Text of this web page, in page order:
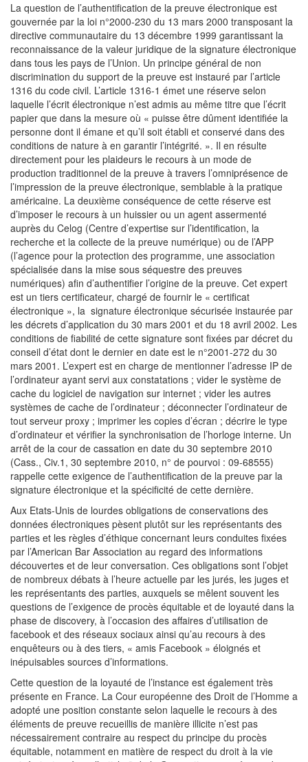
La question de l’authentification de la preuve électronique est
gouvernée par la loi n°2000-230 du 13 mars 2000 transposant la
directive communautaire du 13 décembre 1999 garantissant la
reconnaissance de la valeur juridique de la signature électronique
dans tous les pays de l’Union. Un principe général de non
discrimination du support de la preuve est instauré par l’article
1316 du code civil. L’article 1316-1 émet une réserve selon
laquelle l’écrit électronique n’est admis au même titre que l’écrit
papier que dans la mesure où « puisse être dûment identifiée la
personne dont il émane et qu’il soit établi et conservé dans des
conditions de nature à en garantir l’intégrité. ». Il en résulte
directement pour les plaideurs le recours à un mode de
production traditionnel de la preuve à travers l’omniprésence de
l’impression de la preuve électronique, semblable à la pratique
américaine. La deuxième conséquence de cette réserve est
d’imposer le recours à un huissier ou un agent assermenté
auprès du Celog (Centre d’expertise sur l’identification, la
recherche et la collecte de la preuve numérique) ou de l’APP
(l’agence pour la protection des programme, une association
spécialisée dans la mise sous séquestre des preuves
numériques) afin d’authentifier l’origine de la preuve. Cet expert
est un tiers certificateur, chargé de fournir le « certificat
électronique », la signature électronique sécurisée instaurée par
les décrets d’application du 30 mars 2001 et du 18 avril 2002. Les
conditions de fiabilité de cette signature sont fixées par décret du
conseil d’état dont le dernier en date est le n°2001-272 du 30
mars 2001. L’expert est en charge de mentionner l’adresse IP de
l’ordinateur ayant servi aux constatations ; vider le système de
cache du logiciel de navigation sur internet ; vider les autres
systèmes de cache de l’ordinateur ; déconnecter l’ordinateur de
tout serveur proxy ; imprimer les copies d’écran ; décrire le type
d’ordinateur et vérifier la synchronisation de l’horloge interne. Un
arrêt de la cour de cassation en date du 30 septembre 2010
(Cass., Civ.1, 30 septembre 2010, n° de pourvoi : 09-68555)
rappelle cette exigence de l’authentification de la preuve par la
signature électronique et la spécificité de cette dernière.
Aux Etats-Unis de lourdes obligations de conservations des
données électroniques pèsent plutôt sur les représentants des
parties et les règles d’éthique concernant leurs conduites fixées
par l’American Bar Association au regard des informations
découvertes et de leur conversation. Ces obligations sont l’objet
de nombreux débats à l’heure actuelle par les jurés, les juges et
les représentants des parties, auxquels se mêlent souvent les
questions de l’exigence de procès équitable et de loyauté dans la
phase de discovery, à l’occasion des affaires d’utilisation de
facebook et des réseaux sociaux ainsi qu’au recours à des
enquêteurs ou à des tiers, « amis Facebook » éloignés et
inépuisables sources d’informations.
Cette question de la loyauté de l’instance est également très
présente en France. La Cour européenne des Droit de l’Homme a
adopté une position constante selon laquelle le recours à des
éléments de preuve recueillis de manière illicite n’est pas
nécessairement contraire au respect du principe du procès
équitable, notamment en matière de respect du droit à la vie